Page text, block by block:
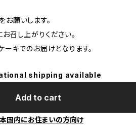
願いします。
召し上がりください。
キでのお届けとなります。
shipping available
Add to cart
国内にお住まいの方向け